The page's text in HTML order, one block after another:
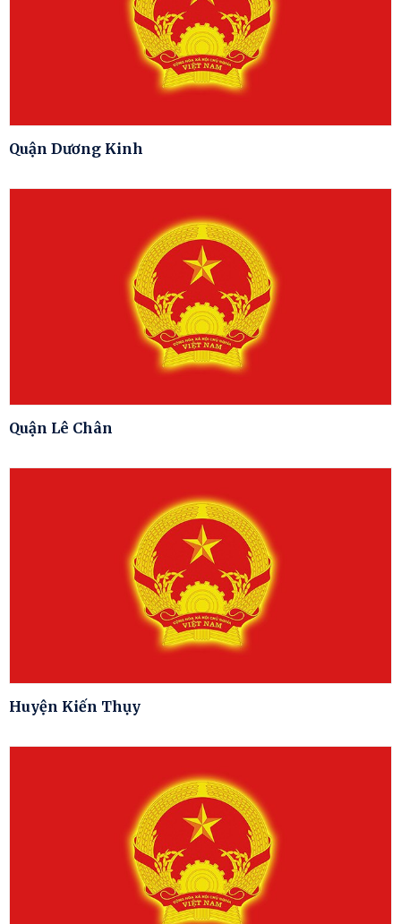
Quận Dương Kinh
Quận Lê Chân
Huyện Kiến Thụy